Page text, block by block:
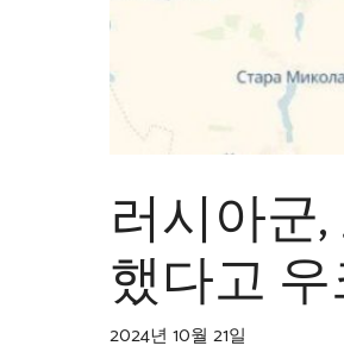
러시아군
했다고
2024년 10월 21일